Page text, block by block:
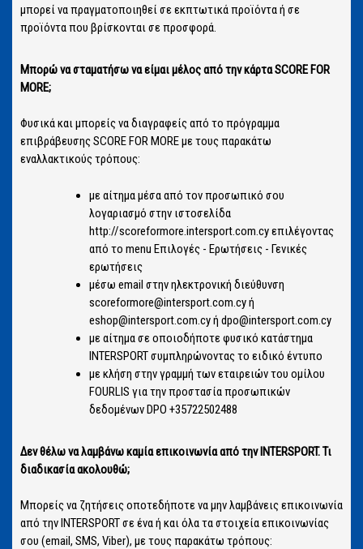
μπορεί να πραγματοποιηθεί σε εκπτωτικά προϊόντα ή σε
προϊόντα που βρίσκονται σε προσφορά.
Μπορώ να σταματήσω να είμαι μέλος από την κάρτα SCORE FOR
MORE;
Φυσικά και μπορείς να διαγραφείς από το πρόγραμμα
επιβράβευσης SCORE FOR MORE με τους παρακάτω
εναλλακτικούς τρόπους:
με αίτημα μέσα από τον προσωπικό σου
λογαριασμό στην ιστοσελίδα
http://scoreformore.intersport.com.cy επιλέγοντας
από το menu Επιλογές - Ερωτήσεις - Γενικές
ερωτήσεις
μέσω email στην ηλεκτρονική διεύθυνση
scoreformore@intersport.com.cy ή
eshop@intersport.com.cy ή dpo@intersport.com.cy
με αίτημα σε οποιοδήποτε φυσικό κατάστημα
INTERSPORT συμπληρώνοντας το ειδικό έντυπο
με κλήση στην γραμμή των εταιρειών του ομίλου
FOURLIS για την προστασία προσωπικών
δεδομένων DPO +35722502488
Δεν θέλω να λαμβάνω καμία επικοινωνία από την INTERSPORT. Τι
διαδικασία ακολουθώ;
Μπορείς να ζητήσεις οποτεδήποτε να μην λαμβάνεις επικοινωνία
από την INTERSPORT σε ένα ή και όλα τα στοιχεία επικοινωνίας
σου (email, SMS, Viber), με τους παρακάτω τρόπους: